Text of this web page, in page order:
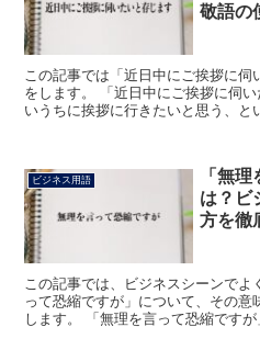
敬語の
この記事では「近日中にご挨拶に
をします。 「近日中にご挨拶に伺
いうちに挨拶に行きたいと思う、と
ビジネス用語
「無
は？ビ
方を徹
この記事では、ビジネスシーンで
って恐縮ですが」について、その
します。 「無理を言って恐縮です